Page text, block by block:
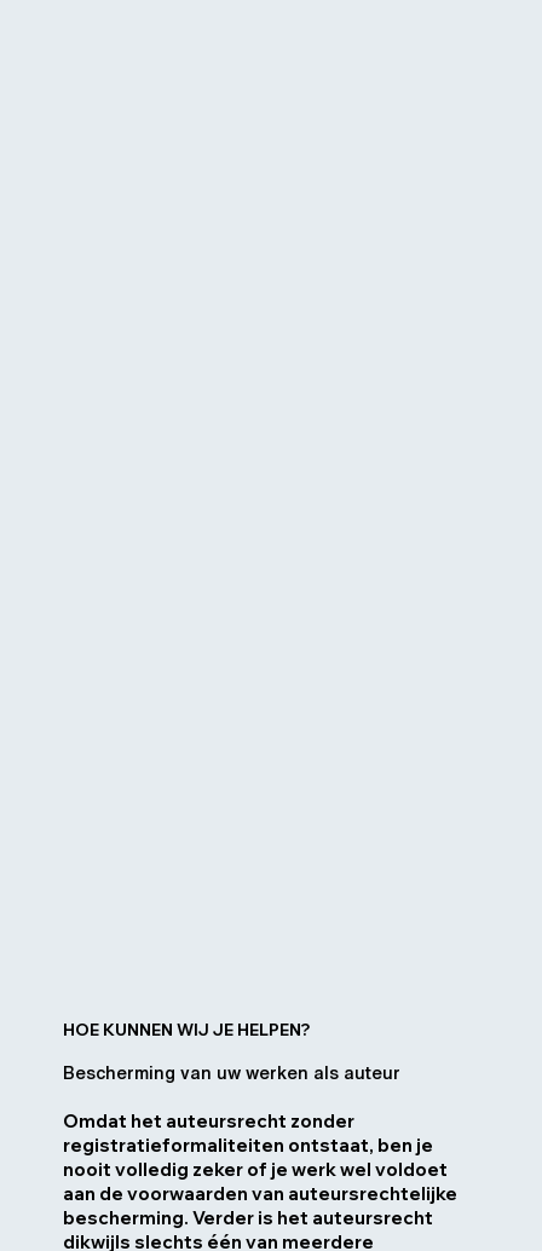
HOE KUNNEN WIJ JE HELPEN?
Bescherming van uw werken als auteur
​Omdat het auteursrecht zonder
registratieformaliteiten ontstaat, ben je
nooit volledig zeker of je werk wel voldoet
aan de voorwaarden van auteursrechtelijke
bescherming. Verder is het auteursrecht
dikwijls slechts één van meerdere